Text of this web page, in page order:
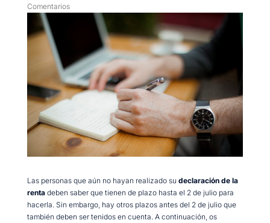
Comentarios
Las personas que aún no hayan realizado su declaración de la
rentadeben saber que tienen de plazo hasta el 2 de julio para
hacerla. Sin embargo, hay otros plazos antes del 2 de julio que
también deben ser tenidos en cuenta. A continuación, os